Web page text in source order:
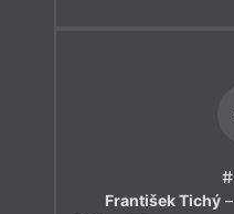
František Tichý–